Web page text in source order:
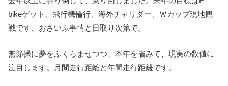
bikeゲット、飛行機輪行、海外チャリダー、Ｗカップ現地観
戦です、おさいふ事情と日取り次第で。
無節操に夢をふくらませつつ、本年を省みて、現実の数値に
注目します。月間走行距離と年間走行距離です。